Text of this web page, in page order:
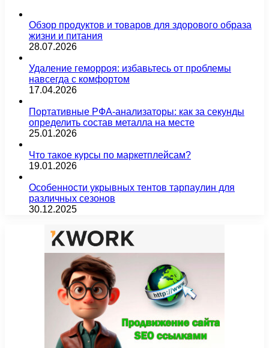
Обзор продуктов и товаров для здорового образа
жизни и питания
28.07.2026
Удаление геморроя: избавьтесь от проблемы
навсегда с комфортом
17.04.2026
Портативные РФА-анализаторы: как за секунды
определить состав металла на месте
25.01.2026
Что такое курсы по маркетплейсам?
19.01.2026
Особенности укрывных тентов тарпаулин для
различных сезонов
30.12.2025